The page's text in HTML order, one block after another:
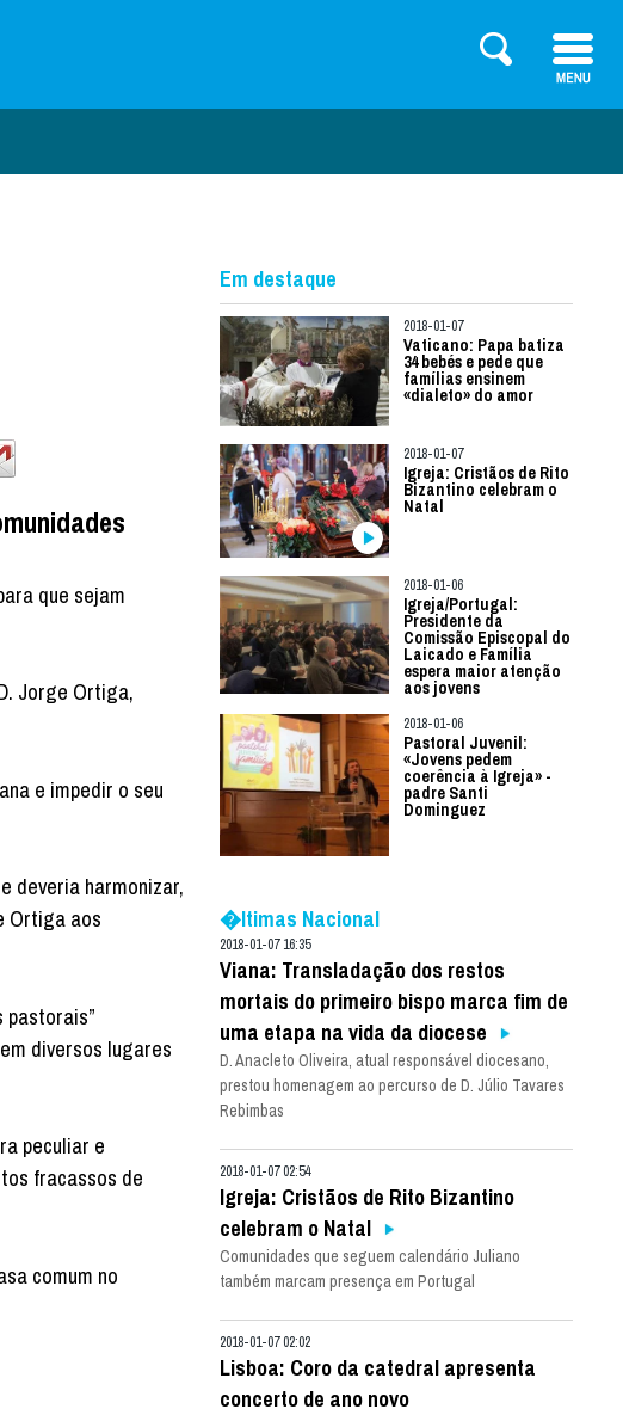
que sejam
Jorge Ortiga,
e impedir o seu
deveria harmonizar,
Ortiga aos
pastorais”
diversos lugares
peculiar e
fracassos de
comum no
Em destaque
2018-01-07
Vaticano: Papa batiza
34 bebés e pede que
famílias ensinem
«dialeto» do amor
2018-01-07
Igreja: Cristãos de Rito
Bizantino celebram o
Natal
2018-01-06
Igreja/Portugal:
Presidente da
Comissão Episcopal do
Laicado e Família
espera maior atenção
aos jovens
2018-01-06
Pastoral Juvenil:
«Jovens pedem
coerência à Igreja» -
padre Santi
Dominguez
�ltimas Nacional
2018-01-07 16:35
Viana: Transladação dos restos
mortais do primeiro bispo marca fim de
uma etapa na vida da diocese
D. Anacleto Oliveira, atual responsável diocesano,
prestou homenagem ao percurso de D. Júlio Tavares
Rebimbas
2018-01-07 02:54
Igreja: Cristãos de Rito Bizantino
celebram o Natal
Comunidades que seguem calendário Juliano
também marcam presença em Portugal
2018-01-07 02:02
Lisboa: Coro da catedral apresenta
concerto de ano novo